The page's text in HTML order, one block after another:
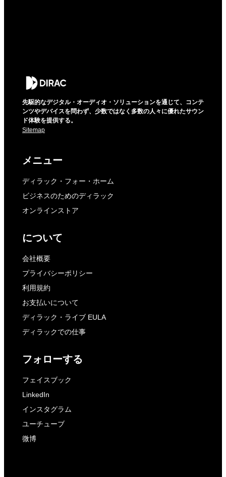
先駆的なデジタル・オーディオ・ソリューションを通じて、コンテ
ンツやデバイスを問わず、少数ではなく多数の人々に優れたサウン
ド体験を提供する。
Sitemap
メニュー
ディラック・フォー・ホーム
ビジネスのためのディラック
オンラインストア
について
会社概要
プライバシーポリシー
利用規約
お支払いについて
ディラック・ライブ EULA
ディラックでの仕事
フォローする
フェイスブック
LinkedIn
インスタグラム
ユーチューブ
微博